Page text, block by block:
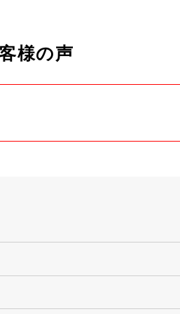
様の声